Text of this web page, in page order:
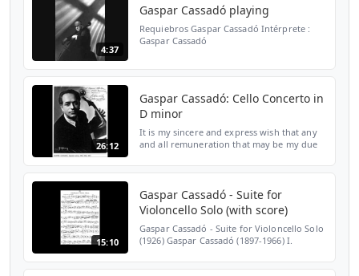
4:37
Gaspar Cassadó playing
Requiebros Gaspar Cassadó Intérprete :
Gaspar Cassadó
26:12
Gaspar Cassadó: Cello Concerto in
D minor
It is my sincere and express wish that any
and all remuneration that may be my due
15:10
Gaspar Cassadó - Suite for
Violoncello Solo (with score)
Gaspar Cassadó - Suite for Violoncello Solo
(1926) Gaspar Cassadó (1897-1966) I.